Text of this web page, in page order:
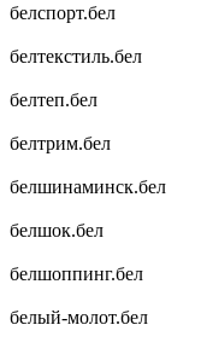
белспорт.бел
белтекстиль.бел
белтеп.бел
белтрим.бел
белшинаминск.бел
белшок.бел
белшоппинг.бел
белый-молот.бел